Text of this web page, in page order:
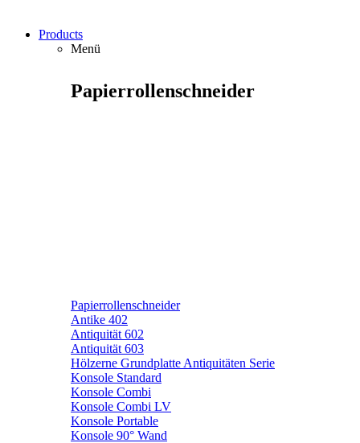
Products
Menü
Papierrollenschneider
Papierrollenschneider
Antike 402
Antiquität 602
Antiquität 603
Hölzerne Grundplatte Antiquitäten Serie
Konsole Standard
Konsole Combi
Konsole Combi LV
Konsole Portable
Konsole 90° Wand